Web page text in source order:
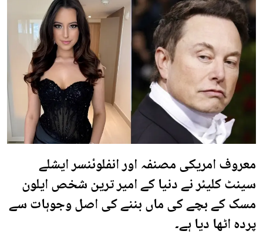
معروف امریکی مصنفہ اور انفلوئنسر ایشلے
سینٹ کلیئر نے دنیا کے امیر ترین شخص ایلون
مسک کے بچے کی ماں بننے کی اصل وجوہات سے
پردہ اٹھا دیا ہے۔